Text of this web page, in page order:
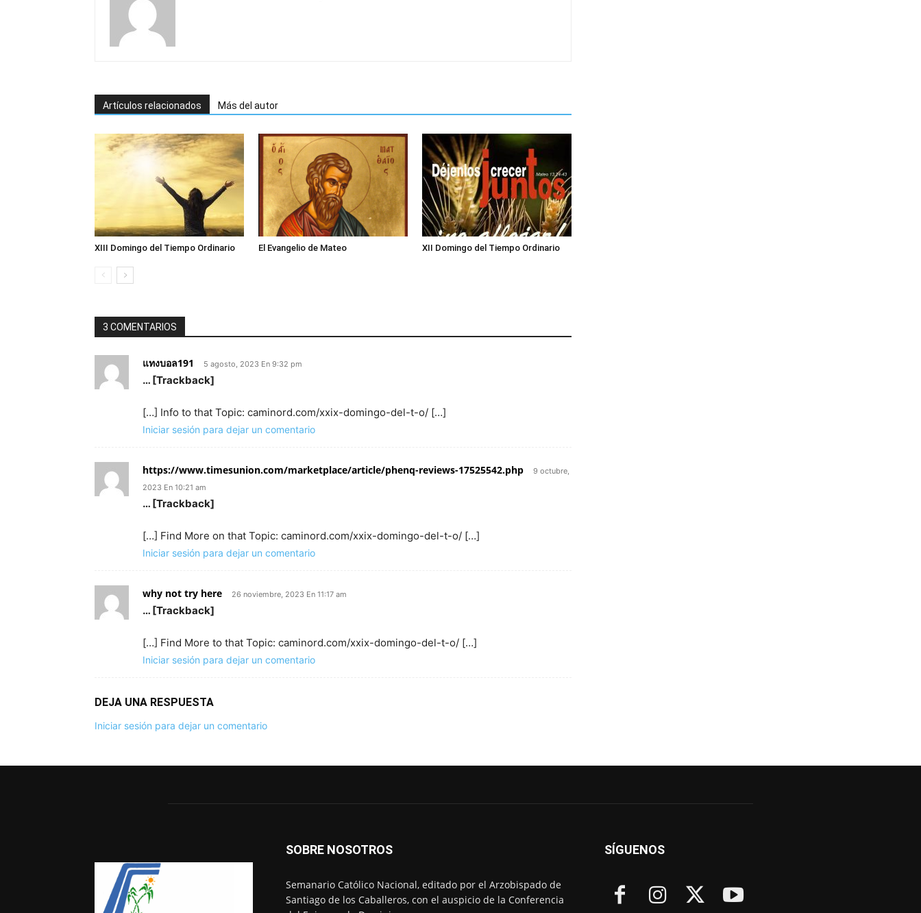
Artículos relacionados Más del autor
XIII Domingo del Tiempo Ordinario El Evangelio de Mateo XII Domingo del Tiempo Ordinario
3 COMENTARIOS
แทงบอล191 5 agosto, 2023 En 9:32 pm
… [Trackback]
[…] Info to that Topic: caminord.com/xxix-domingo-del-t-o/ […]
Iniciar sesión para dejar un comentario
https://www.timesunion.com/marketplace/article/phenq-reviews-17525542.php
9 octubre,
2023 En 10:21 am
… [Trackback]
[…] Find More on that Topic: caminord.com/xxix-domingo-del-t-o/ […]
Iniciar sesión para dejar un comentario
why not try here 26 noviembre, 2023 En 11:17 am
… [Trackback]
[…] Find More to that Topic: caminord.com/xxix-domingo-del-t-o/ […]
Iniciar sesión para dejar un comentario
DEJA UNA RESPUESTA
Iniciar sesión para dejar un comentario
SOBRE NOSOTROS
Semanario Católico Nacional, editado por el Arzobispado de
Santiago de los Caballeros, con el auspicio de la Conferencia
SÍGUENOS